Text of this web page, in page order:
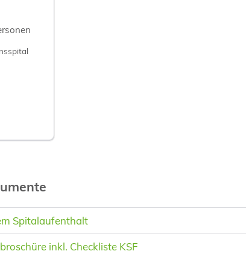
Spitalaufenthalt
inkl. Checkliste KSF